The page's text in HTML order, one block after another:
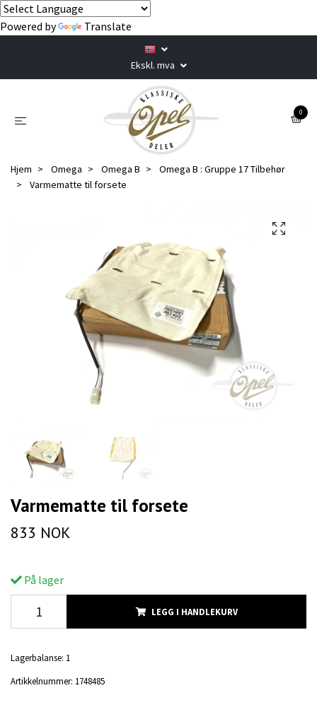
Powered by Translate
Ekskl. mva
0
Hjem Omega Omega B
Omega B : Gruppe 17 Tilbehør
Varmematte til forsete
Varmematte til forsete
833 NOK
På lager
LEGG I HANDLEKURV
Lagerbalanse: 1
Artikkelnummer: 1748485